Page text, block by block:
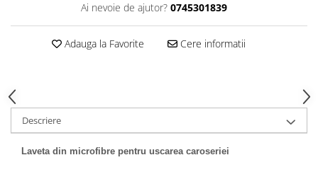
Elemente de fixare
Franghii de remorcare
Becuri si sigurante auto
Becuri de far
Sigurante auto
Ai nevoie de ajutor? 0745301839
Adauga la Favorite Cere informatii
Descriere
Laveta din microfibre pentru uscarea caroseriei